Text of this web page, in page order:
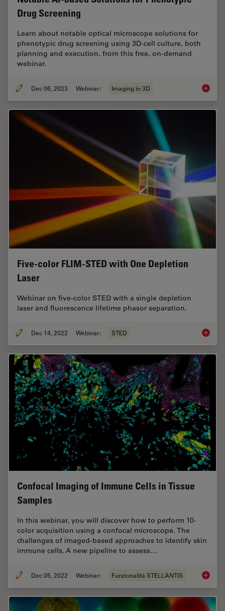
Drug Screening
Learn about notable optical microscope solutions for
phenotypic drug screening using 3D-cell culture, both
planning and execution, from this free, on-demand
webinar.
Dec 06, 2023 Webinar: Imaging in 3D
Five-color FLIM-STED with One Depletion
Laser
Webinar on five-color STED with a single depletion
laser and fluorescence lifetime phasor separation.
Dec 14, 2022 Webinar: STED Five-
Confocal Imaging of Immune Cells in Tissue
Samples
In this webinar, you will discover how to perform 10-
color acquisition using a confocal microscope. The
challenges of imaged-based approaches to identify skin
immune cells. A new pipeline to assess…
Dec 05, 2022 Webinar: Funzionalità STELLANTIS